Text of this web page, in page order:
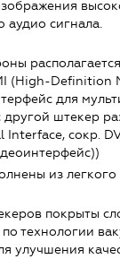
аудио сигнала.
(High-Definition
для
другой штекер
сокр.
из
покрыты
технологии
улучшения